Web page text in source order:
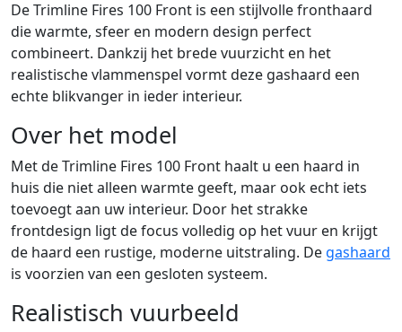
De Trimline Fires 100 Front is een stijlvolle fronthaard
die warmte, sfeer en modern design perfect
combineert. Dankzij het brede vuurzicht en het
realistische vlammenspel vormt deze gashaard een
echte blikvanger in ieder interieur.
Over het model
Met de Trimline Fires 100 Front haalt u een haard in
huis die niet alleen warmte geeft, maar ook echt iets
toevoegt aan uw interieur. Door het strakke
frontdesign ligt de focus volledig op het vuur en krijgt
de haard een rustige, moderne uitstraling. De gashaard
is voorzien van een gesloten systeem.
Realistisch vuurbeeld